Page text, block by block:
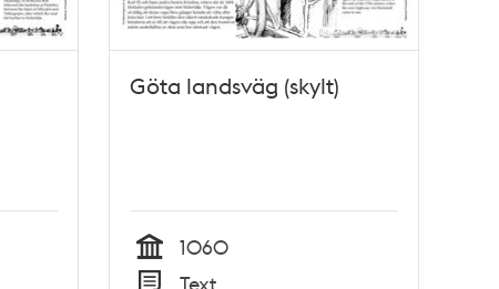
Göta landsväg (skylt)
Tid
1060
Text